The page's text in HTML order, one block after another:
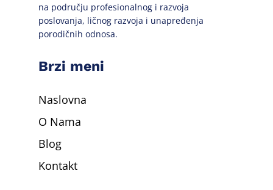
na području profesionalnog i razvoja
poslovanja, ličnog razvoja i unapređenja
porodičnih odnosa.
Brzi meni
Naslovna
O Nama
Blog
Kontakt